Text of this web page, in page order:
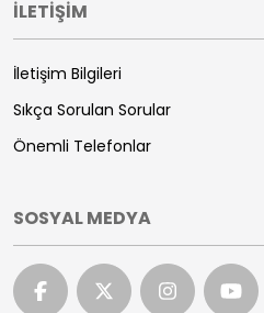
İLETİŞİM
İletişim Bilgileri
Sıkça Sorulan Sorular
Önemli Telefonlar
SOSYAL MEDYA